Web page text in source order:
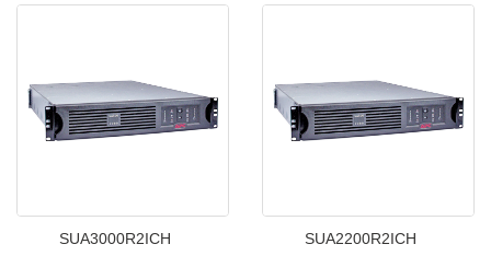
SUA3000R2ICH SUA2200R2ICH